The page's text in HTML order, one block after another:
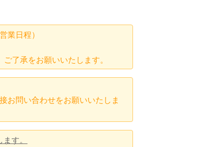
業日程）
了承をお願いいたします。
お問い合わせをお願いいたしま
す。